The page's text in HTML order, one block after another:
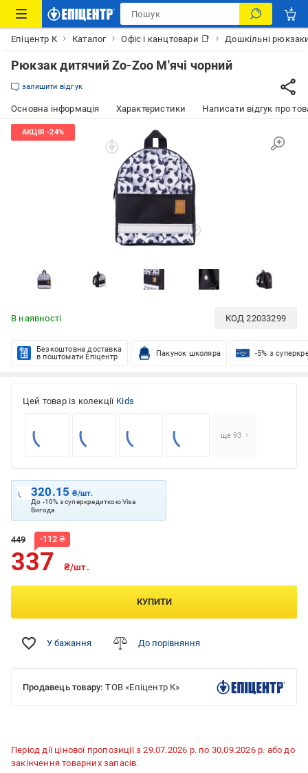
Епіцентр К Каталог Офіс і канцтовари 📑 Дошкільні
Рюкзак дитячий Zo-Zoo М'ячі чорний
залишити відгук
Основна інформація Характеристики Написати відгук про
В наявності КОД22033299
Безкоштовна доставка
в поштомати Епіцентр
Пакунок школяра -5% з
Цей товар із колекції Kids
ще 93
320.15₴/шт.
До -10% з суперкредиткою Visa
Вигода
449 -112 ₴
337 ₴/шт.
КУПИТИ
У бажання До порівняння
Продавець товару: ТОВ «Епіцентр К»
Період дії цінової пропозиції з 29.07.2026 р. по 30.09.2026 р. або до
закінчення товарних запасів.